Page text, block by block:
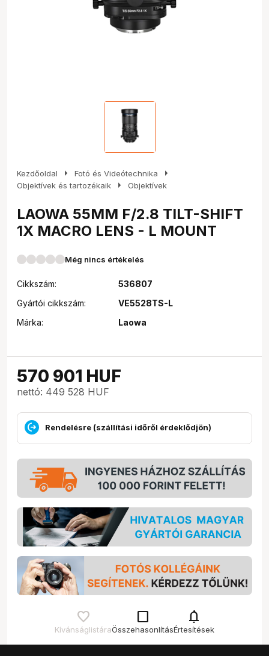
Kezdőoldal arrow_right Fotó és Videótechnika arrow_right
Objektívek és tartozékaik arrow_right Objektívek
LAOWA 55MM F/2.8 TILT-SHIFT
1X MACRO LENS - L MOUNT
Még nincs értékelés
Cikkszám:
536807
Gyártói cikkszám:
VE5528TS-L
Márka:
Laowa
570 901 HUF
nettó: 449 528 HUF
Rendelésre (szállítási időről érdeklődjön)
Kívánságlistára
check_box_outline_blank
Összehasonlítás
notifications
Értesítések